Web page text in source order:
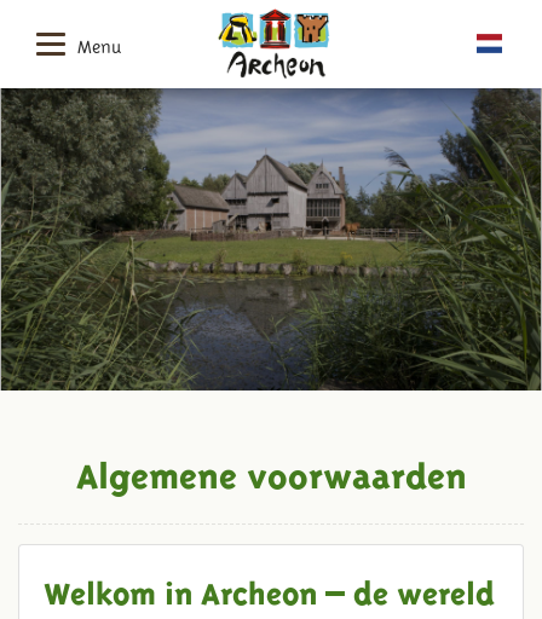
Menu
Algemene voorwaarden
Welkom in Archeon – de wereld